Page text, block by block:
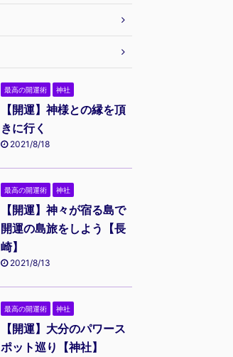
最高の開運術 神社
【開運】神様との縁を頂
きに行く
2021/8/18
最高の開運術 神社
【開運】神々が宿る島で
開運の島旅をしよう【長
崎】
2021/8/13
最高の開運術 神社
【開運】大分のパワース
ポット巡り【神社】